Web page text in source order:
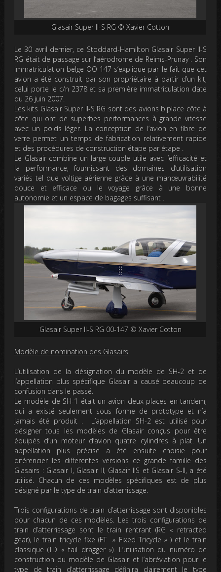
Glasair Super II-S RG © Xavier Cotton
Le 30 avril dernier, ce Stoddard-Hamilton Glasair Super II-S
RG était de passage sur l’aérodrome de Reims-Prunay . Son
immatriculation belge OO-147 s’explique par le fait que cet
avion a été construit par son propriétaire à partir d’un kit,
celui porte le c/n 2378 et sa première immatriculation date
du 26 juin 2007.
Les kits Glasair Super II-S RG sont des avions biplace côte à
côte qui ont de superbes performances à grande vitesse
avec un poids léger. La conception de l’avion en fibre de
verre permet un temps de fabrication relativement rapide
et des procédures de construction étape par étape .
Le Glasair combine un large couple utile avec l’efficacité et
la performance, fournissant des domaines d’utilisation
variés tel que voltige aérienne grâce à une manœuvrabilité
douce et efficace ou le voyage grâce à une bonne
autonomie et un espace de bagages suffisant .
Glasair Super II-S RG 00-147 © Xavier Cotton
Modèle de nomination des Glasairs
L’utilisation de la désignation du modèle de SH-2 et de
l’appellation plus spécifique Glasair a causé beaucoup de
confusion dans le passé.
Le modèle de SH-1 était un avion deux places en tandem,
qui a existé seulement sous forme de prototype et n’a
jamais été produit . L’appellation SH-2 est utilisé pour
désigner tous les modèles de Glasair conçus pour être
équipés d’un moteur d’avion quatre cylindres à plat. Un
appellation plus précise a été ensuite choisie pour
diférencier les differentes versions ce grande famille des
Glasairs : Glasair I, Glasair II, Glasair IIS et Glasair S-II, a été
utilisé. Chacun de ces modèles spécifiques est de plus
désigné par le type de train d’atterrissage.
Trois configurations de train d’atterrissage sont disponibles
pour chacun de ces modèles. Les trois configurations de
train d’atterrissage sont le train rentrant (RG « retracted
gear), le train tricycle fixe (FT » Fixed Tricycle » ) et le train
classique (TD « tail dragger »). L’utilisation du numéro de
construction du modèle de Glasair et l’abréviation pour le
type de train d’atterrissage définira clairement le type